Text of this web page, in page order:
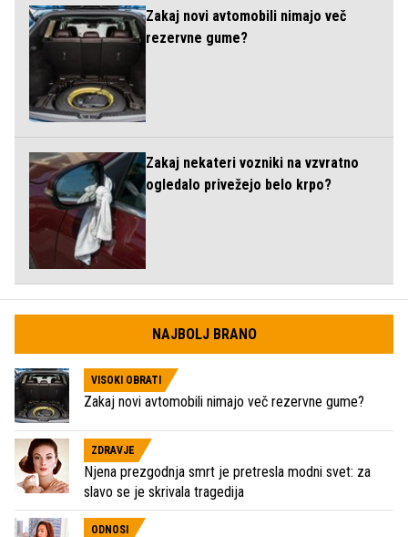
Zakaj novi avtomobili nimajo več
rezervne gume?
Zakaj nekateri vozniki na vzvratno
ogledalo privežejo belo krpo?
NAJBOLJ BRANO
VISOKI OBRATI
Zakaj novi avtomobili nimajo več rezervne gume?
ZDRAVJE
Njena prezgodnja smrt je pretresla modni svet: za
slavo se je skrivala tragedija
ODNOSI